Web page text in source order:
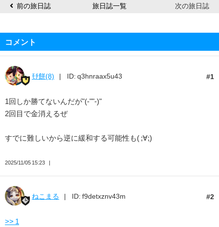
前の旅日誌 旅日誌一覧 次の旅日誌
コメント
1
ﾓﾁ餅(8) ID: q3hnraax5u43
1回しか勝てないんだが"(-""-)"
2回目で金消えるぜ
すでに難しいから逆に緩和する可能性も( ;∀;)
2025/11/05 15:23
2
ねこまる ID: f9detxznv43m
>> 1